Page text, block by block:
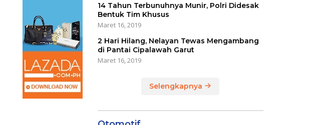
14 Tahun Terbunuhnya Munir, Polri Didesak
Bentuk Tim Khusus
Maret 16, 2019
2 Hari Hilang, Nelayan Tewas Mengambang
di Pantai Cipalawah Garut
Maret 16, 2019
Selengkapnya